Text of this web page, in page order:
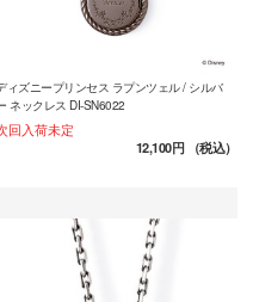
ィズニープリンセス ラプンツェル / シルバ
ネックレス DI-SN6022
回入荷未定
12,100円（税込）